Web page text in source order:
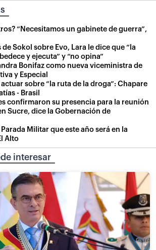
“Necesitamos un gabinete de guerra”,
Sokol sobre Evo, Lara le dice que “la
y ejecuta” y “no opina”
Bonifaz como nueva viceministra de
y Especial
sobre “la ruta de la droga”: Chapare
- Brasil
confirmaron su presencia para la reunión
Sucre, dice la Gobernación de
Parada Militar que este año será en la
Alto
interesar